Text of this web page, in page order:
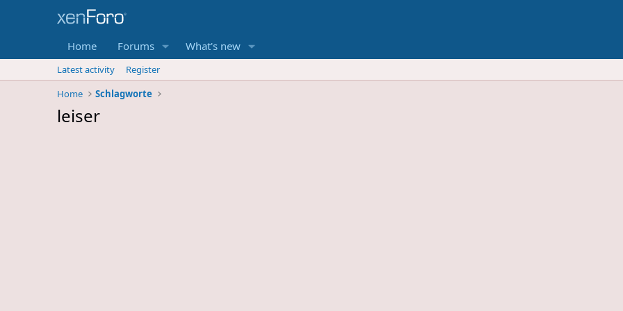
Home Forums What's new
Latest activity
Register
Home
Schlagworte
leiser